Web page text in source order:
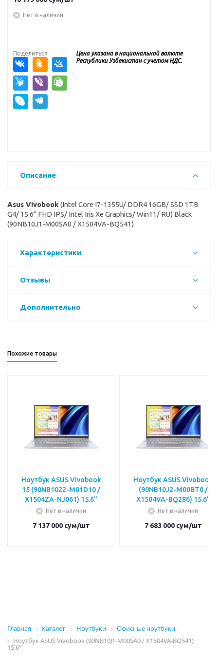
Нет в наличии
Поделиться
Цена указана в национальной валюте
Республики Узбекистан с учетом НДС.
Описание
Asus Vivobook (Intel Core I7-1355U/ DDR4 16GB/ SSD 1TB
G4/ 15.6" FHD IPS/ Intel Iris Xe Graphics/ Win11/ RU) Black
(90NB10J1-M00SA0 / X1504VA-BQ541)
Характеристики
Отзывы
Дополнительно
Похожие товары
Ноутбук ASUS Vivobook
15 (90NB1022-M01D10 /
X1504ZA-NJ061) 15.6"
Нет в наличии
7 137 000сум/шт
Ноутбук ASUS Vivobook
(90NB10J2-M00BT0 /
X1504VA-BQ286) 15.6"
Нет в наличии
7 683 000сум/шт
Главная Каталог Ноутбуки
Офисные ноутбуки
Ноутбук ASUS Vivobook (90NB10J1-M00SA0 / X1504VA-BQ541)
15.6"